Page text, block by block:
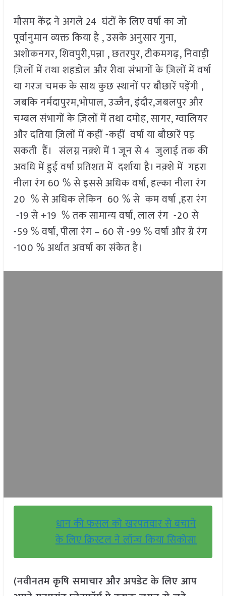
मौसम केंद्र ने अगले 24 घंटों के लिए वर्षा का जो
पूर्वानुमान व्यक्त किया है , उसके अनुसार गुना,
अशोकनगर, शिवपुरी,पन्ना , छतरपुर, टीकमगढ़, निवाड़ी
ज़िलों में तथा शहडोल और रीवा संभागों के ज़िलों में वर्षा
या गरज चमक के साथ कुछ स्थानों पर बौछारें पड़ेंगी ,
जबकि नर्मदापुरम,भोपाल, उज्जैन, इंदौर,जबलपुर और
चम्बल संभागों के ज़िलों में तथा दमोह, सागर, ग्वालियर
और दतिया ज़िलों में कहीं -कहीं वर्षा या बौछारें पड़
सकती हैं। संलग्न नक़्शे में 1 जून से 4 जुलाई तक की
अवधि में हुई वर्षा प्रतिशत में दर्शाया है। नक़्शे में गहरा
नीला रंग 60 % से इससे अधिक वर्षा, हल्का नीला रंग
20 % से अधिक लेकिन 60 % से कम वर्षा ,हरा रंग
-19 से +19 % तक सामान्य वर्षा, लाल रंग -20 से
-59 % वर्षा, पीला रंग – 60 से -99 % वर्षा और ग्रे रंग
-100 % अर्थात अवर्षा का संकेत है।
धान की फसल को खरपतवार से बचाने
के लिए क्रिस्टल ने लॉन्च किया सिकोसा
(नवीनतम कृषि समाचार और अपडेट के लिए आप